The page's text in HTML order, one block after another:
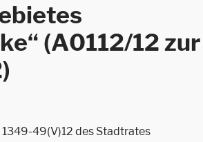
(A0112/12 zur
49(V)12 des Stadtrates